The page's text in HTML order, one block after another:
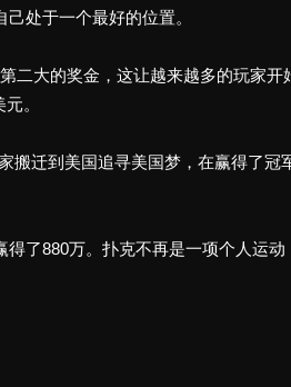
处于一个最好的位置。
二大的奖金，这让越来越多的玩家
。
搬迁到美国追寻美国梦，在赢得了
了880万。扑克不再是一项个人运